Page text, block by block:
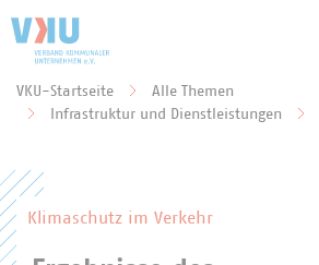
Sie befinden sich hier:
VKU-Startseite
Alle Themen
Infrastruktur und Dienstleistungen
Klimaschutz im Verkehr